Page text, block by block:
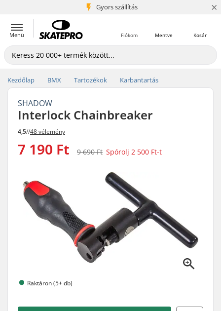
Gyors szállítás
5+ millió ügyfél ×
Menü Kosár
Mentve
Fiókom
Kezdőlap BMX Tartozékok Karbantartás
SHADOW
Interlock Chainbreaker
4,5//48 vélemény
7 190 Ft 9 690 Ft Spórolj 2 500 Ft-t
Raktáron (5+ db)